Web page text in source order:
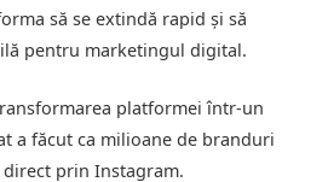
să se extindă rapid și să
pentru marketingul digital.
platformei într-un
a făcut ca milioane de branduri
prin Instagram.